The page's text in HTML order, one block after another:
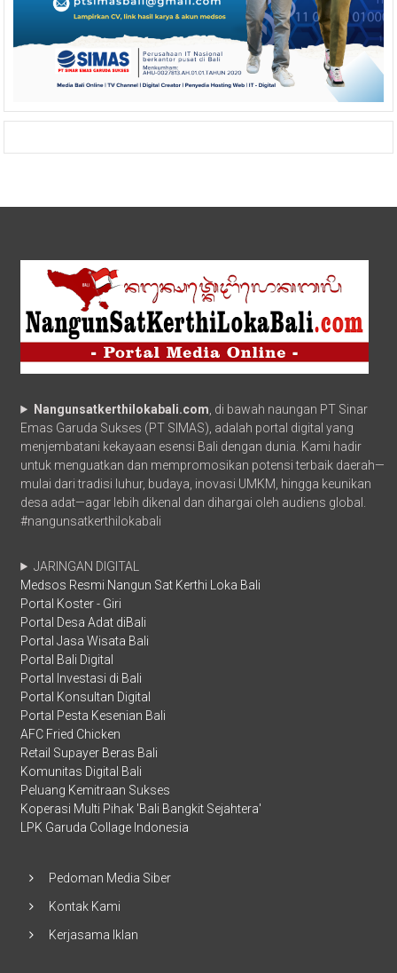
Nangunsatkerthilokabali.com , di bawah naungan PT Sinar
Emas Garuda Sukses (PT SIMAS), adalah portal digital yang
menjembatani kekayaan esensi Bali dengan dunia. Kami hadir
untuk menguatkan dan mempromosikan potensi terbaik daerah—
mulai dari tradisi luhur, budaya, inovasi UMKM, hingga keunikan
desa adat—agar lebih dikenal dan dihargai oleh audiens global.
#nangunsatkerthilokabali
JARINGAN DIGITAL
Medsos Resmi Nangun Sat Kerthi Loka Bali
Portal Koster - Giri
Portal Desa Adat diBali
Portal Jasa Wisata Bali
Portal Bali Digital
Portal Investasi di Bali
Portal Konsultan Digital
Portal Pesta Kesenian Bali
AFC Fried Chicken
Retail Supayer Beras Bali
Komunitas Digital Bali
Peluang Kemitraan Sukses
Koperasi Multi Pihak 'Bali Bangkit Sejahtera'
LPK Garuda Collage Indonesia
Pedoman Media Siber
Kontak Kami
Kerjasama Iklan